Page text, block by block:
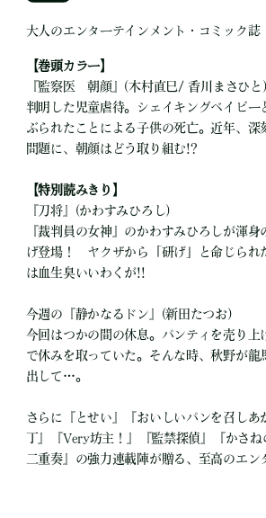
大人のエンターテインメント・コミック誌
【巻頭カラー】
『監察医 朝顔』(木村直巳/ 香川まさひと)
判明した児童虐待。シェイキングベイビー
ぶられたことによる子供の死亡。近年、深
問題に、朝顔はどう取り組む!?
【特別読みきり】
『刀将』(かわすみひろし)
『裁判員の女神』のかわすみひろしが渾身
げ登場！ ヤクザから「研げ」と命じられ
は血生臭いいわくが!!
今週の『静かなるドン』(新田たつお)
今回はつかの間の休息。パンティを売り上
で休みを取っていた。そんな時、秋野が龍
出して…。
さらに『とせい』『おいしいパンを召しあ
丁』『Very坊主！』『監禁探偵』『かさ
二重奏』の強力連載陣が贈る、至高のエン